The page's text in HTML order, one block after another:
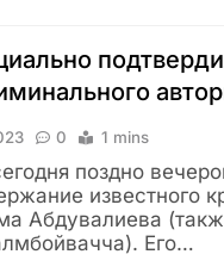
0 1 mins
поздно
известного
Абдувалиева
Его…